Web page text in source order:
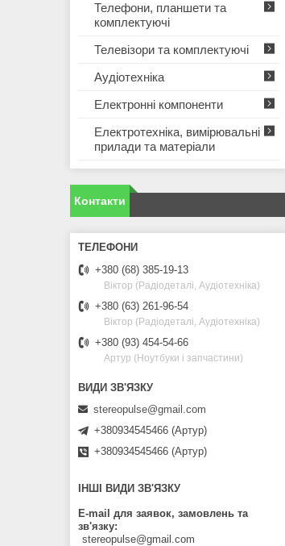
Телефони, планшети та
комплектуючі
Телевізори та комплектуючі
Аудіотехніка
Електронні компоненти
Електротехніка, вимірювальні
прилади та матеріали
Контакти
+380 (68) 385-19-13
Віктор (Радіодеталі, Аудіотехніка)
+380 (63) 261-96-54
Віктор (Радіодеталі, Аудіотехніка)
+380 (93) 454-54-66
Артур (Ноутбуки і запчастини)
stereopulse@gmail.com
+380934545466 (Артур)
+380934545466 (Артур)
ІНШІ ВИДИ ЗВ'ЯЗКУ
E-mail для заявок, замовлень та
зв'язку
stereopulse@gmail.com